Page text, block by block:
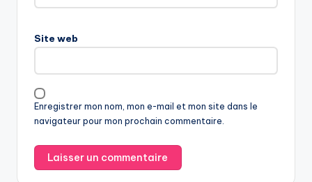
Site web
Enregistrer mon nom, mon e-mail et mon site dans le
navigateur pour mon prochain commentaire.